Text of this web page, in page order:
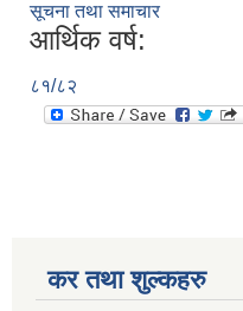
सूचना तथा समाचार
आर्थिक वर्ष:
८१/८२
कर तथा शुल्कहरु